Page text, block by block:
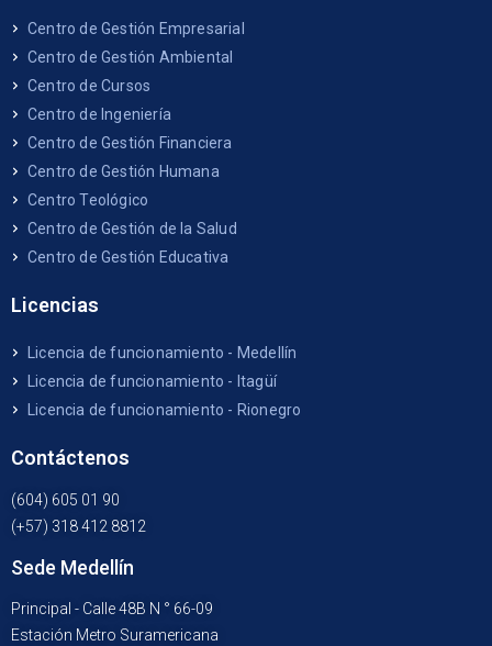
Centro de Gestión Empresarial
Centro de Gestión Ambiental
Centro de Cursos
Centro de Ingeniería
Centro de Gestión Financiera
Centro de Gestión Humana
Centro Teológico
Centro de Gestión de la Salud
Centro de Gestión Educativa
Licencias
Licencia de funcionamiento - Medellín
Licencia de funcionamiento - Itagüí
Licencia de funcionamiento - Rionegro
Contáctenos
(604) 605 01 90
(+57) 318 412 8812
Sede Medellín
Principal - Calle 48B N ° 66-09
Estación Metro Suramericana